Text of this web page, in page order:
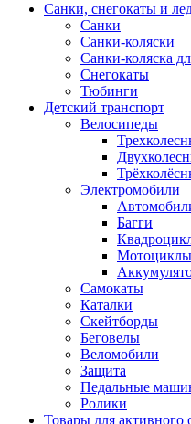
Санки, снегокаты и
Санки
Санки-коляски
Санки-коляска
Снегокаты
Тюбинги
Детский транспорт
Велосипеды
Электромобили
Багги
Мотоциклы
Самокаты
Каталки
Скейтборды
Беговелы
Веломобили
Защита
Педальные
Ролики
Товары для активного